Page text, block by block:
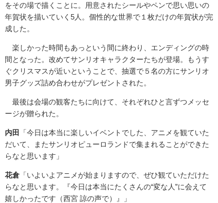
をその場で描くことに。用意されたシールやペンで思い思いの
年賀状を描いていく5人。個性的な世界で１枚だけの年賀状が完
成した。
楽しかった時間もあっという間に終わり、エンディングの時
間となった。改めてサンリオキャラクターたちが登場。もうす
ぐクリスマスが近いということで、抽選で５名の方にサンリオ
男子グッズ詰め合わせがプレゼントされた。
最後は会場の観客たちに向けて、それぞれひと言ずつメッセ
ージが贈られた。
内田
「今日は本当に楽しいイベントでした、アニメを観ていた
だいて、またサンリオピューロランドで集まれることができた
らなと思います」
花倉「いよいよアニメが始まりますので、ぜひ観ていただけた
らなと思います。『今日は本当にたくさんの“変な人”に会えて
嬉しかったです（西宮 諒の声で）』」